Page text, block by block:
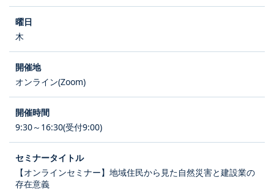
木
オンライン(Zoom)
9:30～16:30(受付9:00)
【オンラインセミナー】地域住民から見た自然災害と建設業の
存在意義